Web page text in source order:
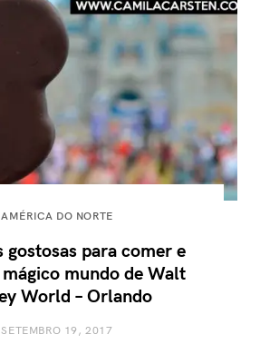
AMÉRICA DO NORTE
gostosas para comer e
mundo de Walt
World – Orlando
SETEMBRO 19, 2017